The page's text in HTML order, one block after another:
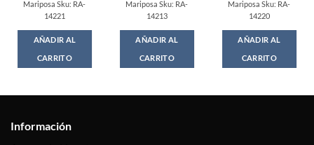
Mariposa Sku: RA-
14221
AÑADIR AL
CARRITO
Mariposa Sku: RA-
14213
AÑADIR AL
CARRITO
Mariposa Sku: RA-
14220
AÑADIR AL
CARRITO
Información